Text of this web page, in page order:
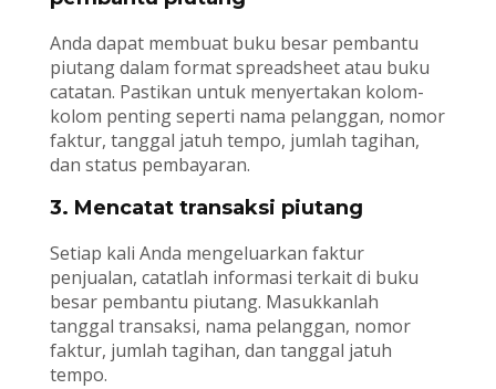
Anda dapat membuat buku besar pembantu
piutang dalam format spreadsheet atau buku
catatan. Pastikan untuk menyertakan kolom-
kolom penting seperti nama pelanggan, nomor
faktur, tanggal jatuh tempo, jumlah tagihan,
dan status pembayaran.
3. Mencatat transaksi piutang
Setiap kali Anda mengeluarkan faktur
penjualan, catatlah informasi terkait di buku
besar pembantu piutang. Masukkanlah
tanggal transaksi, nama pelanggan, nomor
faktur, jumlah tagihan, dan tanggal jatuh
tempo.